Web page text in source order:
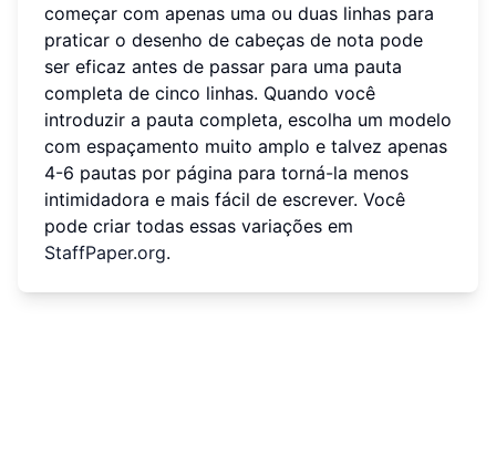
começar com apenas uma ou duas linhas para
praticar o desenho de cabeças de nota pode
ser eficaz antes de passar para uma pauta
completa de cinco linhas. Quando você
introduzir a pauta completa, escolha um modelo
com espaçamento muito amplo e talvez apenas
4-6 pautas por página para torná-la menos
intimidadora e mais fácil de escrever. Você
pode criar todas essas variações em
StaffPaper.org.